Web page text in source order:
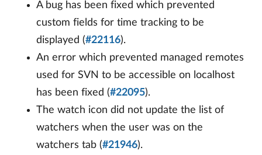
A bug has been fixed which prevented
custom fields for time tracking to be
displayed (#22116).
An error which prevented managed remotes
used for SVN to be accessible on localhost
has been fixed (#22095).
The watch icon did not update the list of
watchers when the user was on the
watchers tab (#21946).